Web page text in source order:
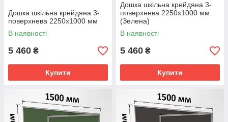
Дошка шкільна крейдяна 3-
поверхнева 2250х1000 мм
В наявності
5 460 ₴
Купити
Дошка шкільна крейдяна 3-
поверхнева 2250х1000 мм
(Зелена)
В наявності
5 460 ₴
Купити